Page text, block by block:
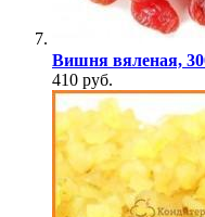
Вишня вяленая,
410 руб.